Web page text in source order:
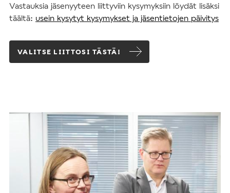
Vastauksia jäsenyyteen liittyviin kysymyksiin löydät lisäksi
täältä: usein kysytyt kysymykset ja jäsentietojen päivitys
VALITSE LIITTOSI TÄSTÄ!